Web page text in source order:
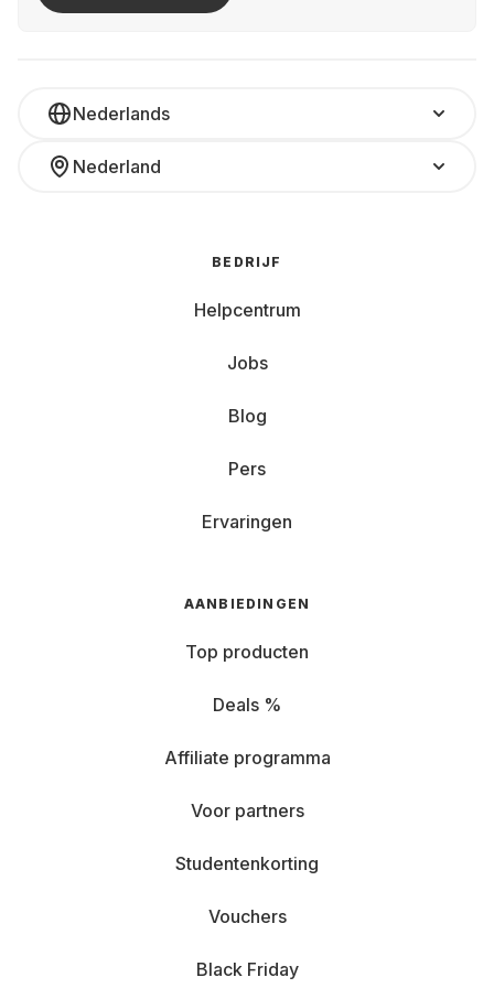
Nederlands
Nederland
BEDRIJF
Helpcentrum
Jobs
Blog
Pers
Ervaringen
AANBIEDINGEN
Top producten
Deals %
Affiliate programma
Voor partners
Studentenkorting
Vouchers
Black Friday